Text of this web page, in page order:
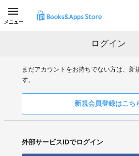
メニュー
ログイン
まだアカウントをお持ちでない方は、新
す。
新規会員登録はこち
外部サービスIDでログイン